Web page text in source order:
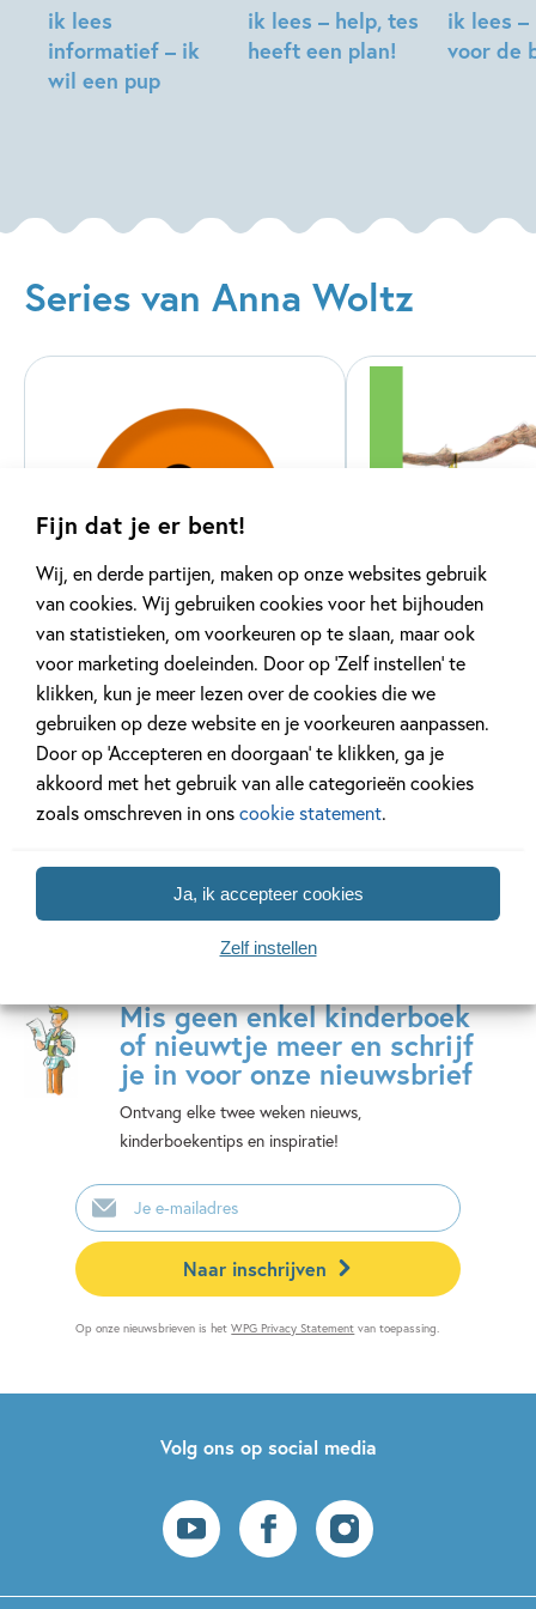
Fijn dat je er bent!
Wij, en derde partijen, maken op onze websites gebruik
van cookies. Wij gebruiken cookies voor het bijhouden
van statistieken, om voorkeuren op te slaan, maar ook
voor marketing doeleinden. Door op ‘Zelf instellen’ te
klikken, kun je meer lezen over de cookies die we
gebruiken op deze website en je voorkeuren aanpassen.
Door op ‘Accepteren en doorgaan’ te klikken, ga je
akkoord met het gebruik van alle categorieën cookies
zoals omschreven in onscookie statement.
Ja, ik accepteer cookies
Zelf instellen
vertellen over haar boeken. Haar boekHet geheim van de
stoere prinseswerd in 2008 getipt door de Nederlandse
Kinderjury enRed mijn hond!
ik lees
informatief – ik
wil een pup
Egeraat
ik lees – help, tes
heeft een plan!
ik lees –
voor de
Series van Anna Woltz
Het geheim van
77 delen
ik lees
35 delen
Bekijk alle series
Mis geen enkel kinderboek
of nieuwtje meer en schrijf
je in voor onze nieuwsbrief
Ontvang elke twee weken nieuws,
kinderboekentips en inspiratie!
E-
mailadres
Naar inschrijven
Op onze nieuwsbrieven is hetWPG Privacy Statement van toepassing.
Volg ons op social media